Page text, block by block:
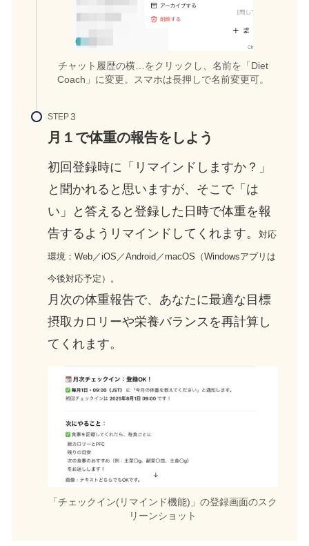
チャット履歴の横…をクリックし、名前を「Diet
Coach」に変更。スマホは長押しで名前変更可。
STEP
月１で体重の報告をしよう
初回登録時に「リマインドしますか？」
と聞かれると思いますが、そこで「は
い」と答えると登録した日時で体重を報
告するようリマインドしてくれます。
対応
環境：Web／iOS／Android／macOS（Windowsアプリは
今後対応予定）。
月次の体重報告で、あなたに最適な目標
摂取カロリーや栄養バランスを再計算し
てくれます。
「チェックイン(リマインド機能)」の登録画面のスク
リーンショット